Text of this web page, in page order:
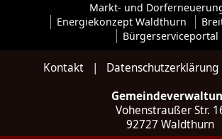
Markt- und
Energiekonzept Waldthurn
Bürgerserviceportal
Kontakt| Datenschutzerklärung
Vohenstraußer Str.
92727 Waldthurn